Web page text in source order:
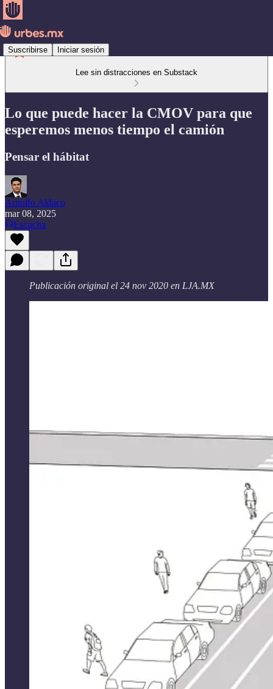
Suscribirse Iniciar sesión
Lee sin distracciones en Substack
Lo que puede hacer la CMOV para que
esperemos menos tiempo el camión
Pensar el hábitat
Arnulfo Aldaco
mar 08, 2025
Escucha
Publicación original el 24 nov 2020 en LJA.MX